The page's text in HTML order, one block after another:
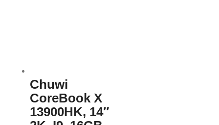
Chuwi
CoreBook X
13900HK, 14″